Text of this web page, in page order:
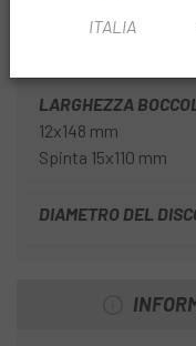
FILTRO A
LARGHEZZA
12x148 mm
Spinta 15x110 mm
DIAMETRO DEL
ITALIA